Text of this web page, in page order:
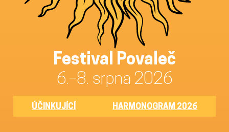
Festival Povaleč
6.–8. srpna 2026
ÚČINKUJÍCÍ HARMONOGRAM 2026